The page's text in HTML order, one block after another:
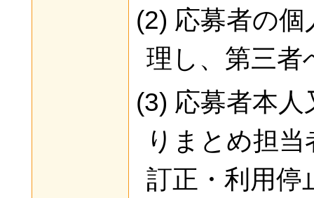
(2) 応募者の
理し、第三者
(3) 応募者本
りまとめ担
訂正・利用停